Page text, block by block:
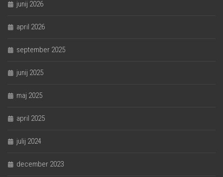
junij 2026
april 2026
september 2025
junij 2025
maj 2025
april 2025
julij 2024
december 2023